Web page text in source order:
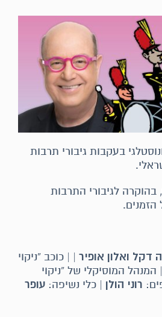
בעקבות גיבורי תרבות
בהוקרה לגיבורי התרבות
הזמנים.
דקל ואלון אופיר | | כוכב “ניקוי
| המנהל המוסיקלי של “ניקוי
רוני הולן | כלי נשיפה: עופר